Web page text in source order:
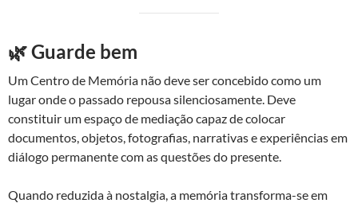
🌿 Guarde bem
Um Centro de Memória não deve ser concebido como um
lugar onde o passado repousa silenciosamente. Deve
constituir um espaço de mediação capaz de colocar
documentos, objetos, fotografias, narrativas e experiências em
diálogo permanente com as questões do presente.
Quando reduzida à nostalgia, a memória transforma-se em